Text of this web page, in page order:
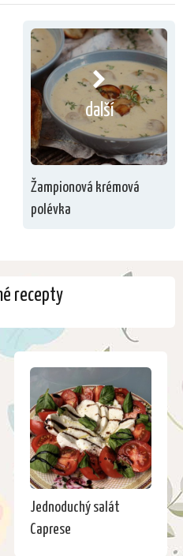
další
Žampionová krémová
polévka
recepty
Jednoduchý salát
Caprese